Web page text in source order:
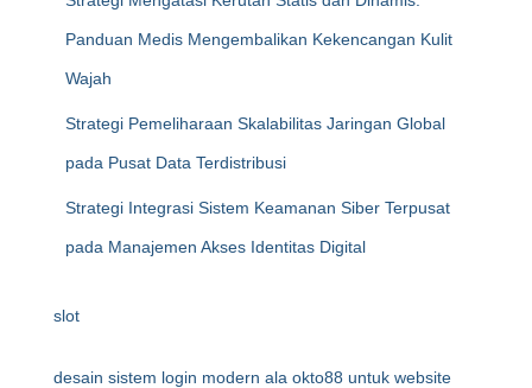
Panduan Medis Mengembalikan Kekencangan Kulit
Wajah
Strategi Pemeliharaan Skalabilitas Jaringan Global
pada Pusat Data Terdistribusi
Strategi Integrasi Sistem Keamanan Siber Terpusat
pada Manajemen Akses Identitas Digital
slot
desain sistem login modern ala okto88 untuk website